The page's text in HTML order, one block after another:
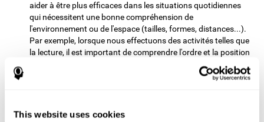
This website uses cookies
aider à être plus efficaces dans les situations quotidiennes
qui nécessitent une bonne compréhension de
l'environnement ou de l'espace (tailles, formes, distances...).
Par exemple, lorsque nous effectuons des activités telles que
la lecture, il est important de comprendre l'ordre et la position
de chaque lettre pour extraire la signification du texte.
stimulons et activons notre capacité de planification.